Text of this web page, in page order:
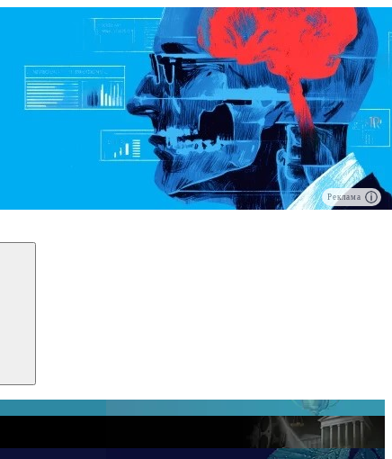
Реклама